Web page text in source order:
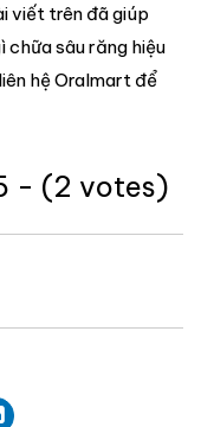
viết trên đã giúp
chữa sâu răng hiệu
hệ Oralmart để
- (2 votes)